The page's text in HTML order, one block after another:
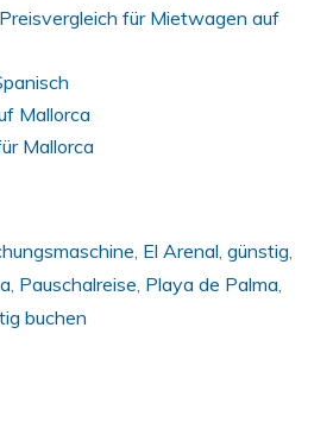
für Mietwagen auf
Mallorca
Mallorca
, El Arenal, günstig,
, Pauschalreise, Playa de Palma,
buchen